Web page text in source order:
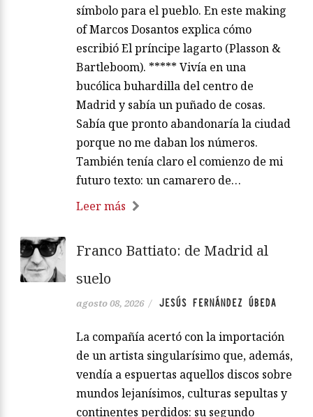
símbolo para el pueblo. En este making
of Marcos Dosantos explica cómo
escribió El príncipe lagarto (Plasson &
Bartleboom). ***** Vivía en una
bucólica buhardilla del centro de
Madrid y sabía un puñado de cosas.
Sabía que pronto abandonaría la ciudad
porque no me daban los números.
También tenía claro el comienzo de mi
futuro texto: un camarero de…
Leer más
Franco Battiato: de Madrid al
suelo
agosto 08, 2026 / JESÚS FERNÁNDEZ ÚBEDA
La compañía acertó con la importación
de un artista singularísimo que, además,
vendía a espuertas aquellos discos sobre
mundos lejanísimos, culturas sepultas y
continentes perdidos: su segundo